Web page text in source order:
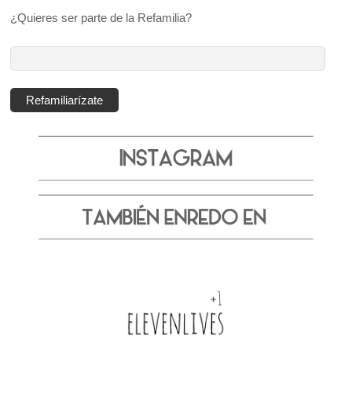
¿Quieres ser parte de la Refamilia?
correo
electrónico:
Refamiliarízate